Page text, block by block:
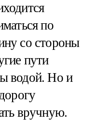
по
со стороны
пути
водой. Но и
вручную.